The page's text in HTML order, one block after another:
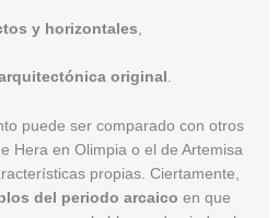
y horizontales
original.
puede ser comparado con otros
Hera en Olimpia o el de Artemisa
propias. Ciertamente,
del periodo arcaico en que